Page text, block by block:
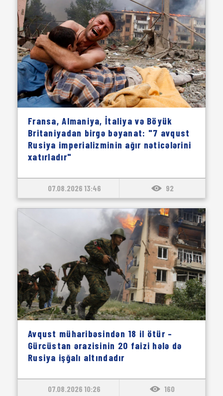
Fransa, Almaniya, İtaliya və Böyük
Britaniyadan birgə bəyanat: "7 avqust
Rusiya imperializminin ağır nəticələrini
xatırladır"
07.08.2026 13:46 92
Avqust müharibəsindən 18 il ötür –
Gürcüstan ərazisinin 20 faizi hələ də
Rusiya işğalı altındadır
07.08.2026 10:26 160